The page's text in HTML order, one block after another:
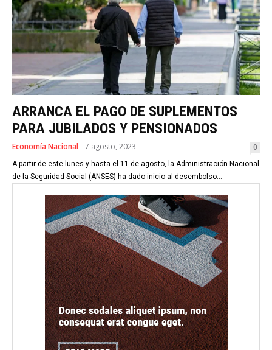
ARRANCA EL PAGO DE SUPLEMENTOS
PARA JUBILADOS Y PENSIONADOS
Economía Nacional 7 agosto, 2023 0
A partir de este lunes y hasta el 11 de agosto, la Administración Nacional
de la Seguridad Social (ANSES) ha dado inicio al desembolso...